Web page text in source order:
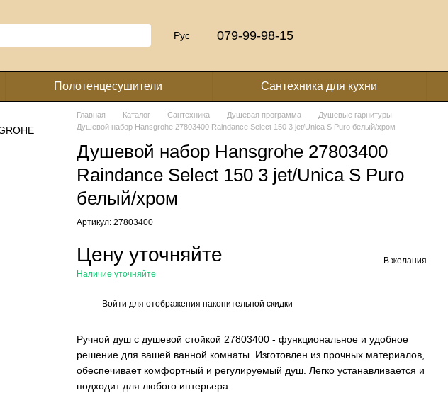
Рус 079-99-98-15
Полотенцесушители Сантехника для кухни
Главная Каталог Сантехника Душевая программа
Душевые гарнитуры
Душевой набор Hansgrohe 27803400 Raindance Select 150 3 jet/Unica S Puro белый/хром
Душевой набор Hansgrohe 27803400
Raindance Select 150 3 jet/Unica S Puro
белый/хром
Артикул: 27803400
Цену уточняйте
Наличие уточняйте
В желания
Войти для отображения накопительной скидки
Ручной душ с душевой стойкой 27803400 - функциональное и удобное
решение для вашей ванной комнаты. Изготовлен из прочных материалов,
обеспечивает комфортный и регулируемый душ. Легко устанавливается и
подходит для любого интерьера.